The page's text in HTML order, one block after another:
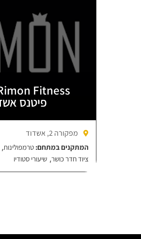
פיטנס
מפקורה 2, אשדוד
המתקנים במתחם: טרמפולינות,
ציוד חדר כושר, שיעורי סטודיו